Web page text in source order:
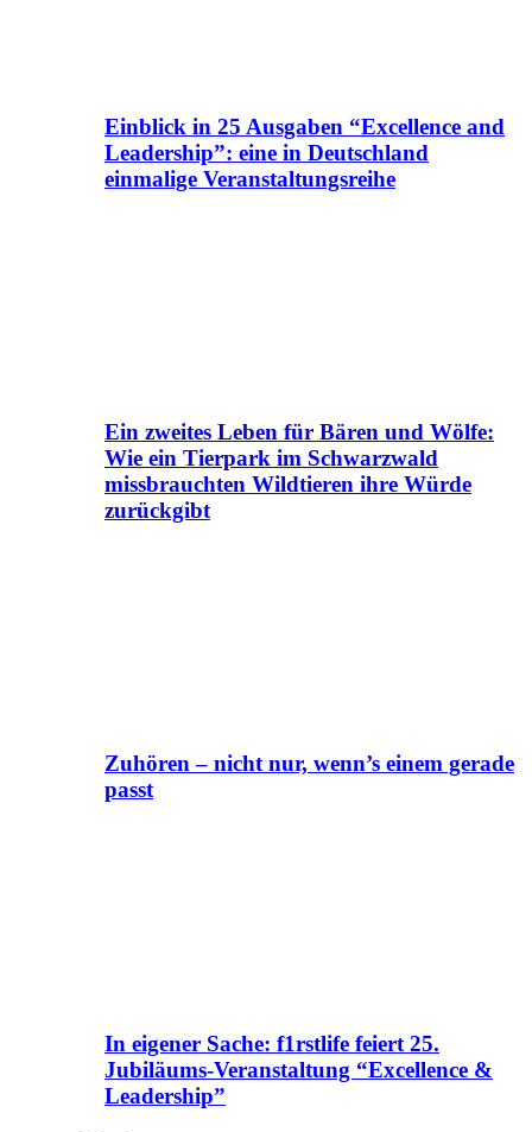
Einblick in 25 Ausgaben “Excellence and
Leadership”: eine in Deutschland
einmalige Veranstaltungsreihe
Ein zweites Leben für Bären und Wölfe:
Wie ein Tierpark im Schwarzwald
missbrauchten Wildtieren ihre Würde
zurückgibt
Zuhören – nicht nur, wenn’s einem gerade
passt
In eigener Sache: f1rstlife feiert 25.
Jubiläums-Veranstaltung “Excellence &
Leadership”